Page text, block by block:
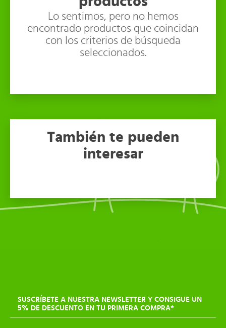
Lo sentimos, pero no hemos
encontrado productos que coincidan
con los criterios de búsqueda
seleccionados.
También te pueden
interesar
SUSCRÍBETE A NUESTRA NEWSLETTER Y CONSIGUE UN
5% DE DESCUENTO EN TU PRIMERA COMPRA*